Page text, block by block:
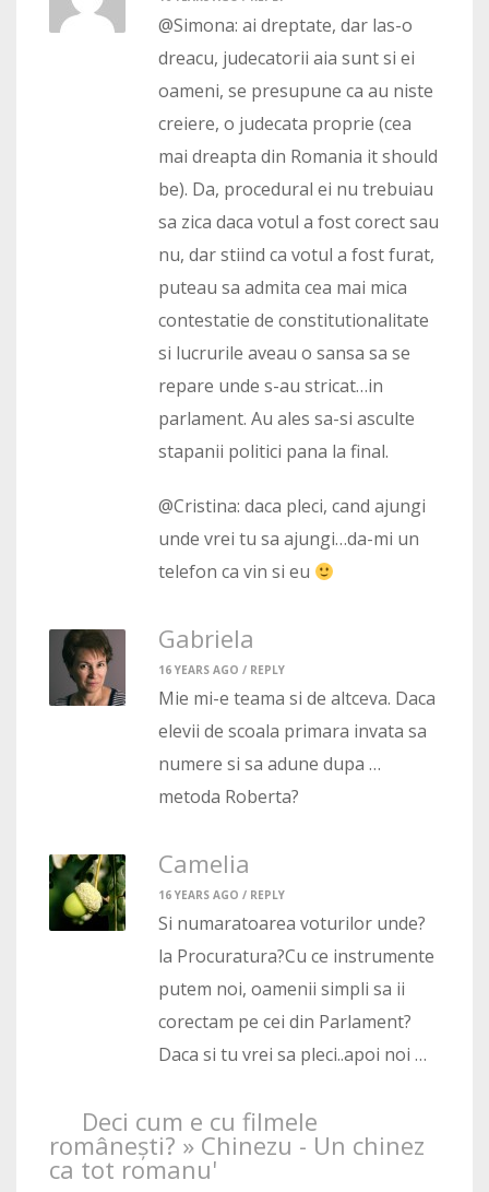
@Simona: ai dreptate, dar las-o
dreacu, judecatorii aia sunt si ei
oameni, se presupune ca au niste
creiere, o judecata proprie (cea
mai dreapta din Romania it should
be). Da, procedural ei nu trebuiau
sa zica daca votul a fost corect sau
nu, dar stiind ca votul a fost furat,
puteau sa admita cea mai mica
contestatie de constitutionalitate
si lucrurile aveau o sansa sa se
repare unde s-au stricat…in
parlament. Au ales sa-si asculte
stapanii politici pana la final.
@Cristina: daca pleci, cand ajungi
unde vrei tu sa ajungi…da-mi un
telefon ca vin si eu
Gabriela
16 YEARS AGO / REPLY
Mie mi-e teama si de altceva. Daca
elevii de scoala primara invata sa
numere si sa adune dupa …
metoda Roberta?
Camelia
16 YEARS AGO / REPLY
Si numaratoarea voturilor unde?
la Procuratura?Cu ce instrumente
putem noi, oamenii simpli sa ii
corectam pe cei din Parlament?
Daca si tu vrei sa pleci..apoi noi …
Deci cum e cu filmele
românești? » Chinezu - Un chinez
ca tot romanu'